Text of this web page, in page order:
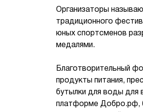
Организаторы
традиционного
юных спортсменов
медалями.
Благотворительный
продукты питания,
бутылки для воды для
платформе Добро.рф,